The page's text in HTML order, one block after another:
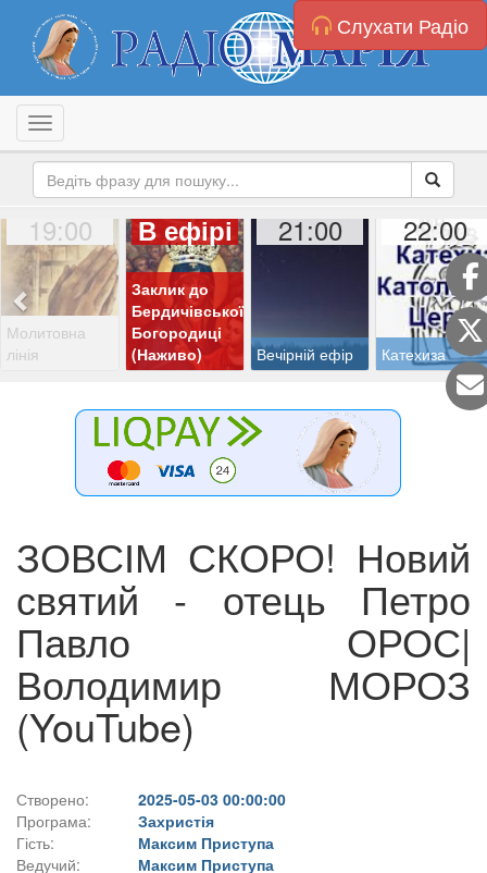
Слухати Радіо
Toggle navigation
19:00
Молитовна
лінія
В ефірі
Заклик до
Бердичівської
Богородиці
(Наживо)
21:00
Вечірній ефір
22:00
Катехиза
ЗОВСІМ СКОРО! Новий
святий - отець Петро
Павло ОРОС|
Володимир МОРОЗ
(YouTube)
Створено:
2025-05-03 00:00:00
Програма:
Захристія
Гість:
Максим Приступа
Ведучий:
Максим Приступа